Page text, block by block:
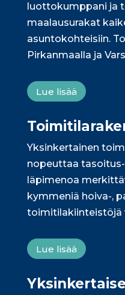
luottokumppani ja
maalausurakat
asuntokohteisiin.
Pirkanmaalla ja
Lue lisää
Yksinkertainen
nopeuttaa
läpimenoa
kymmeniä hoiva-,
toimitilakiinteistöjä
Lue lisää